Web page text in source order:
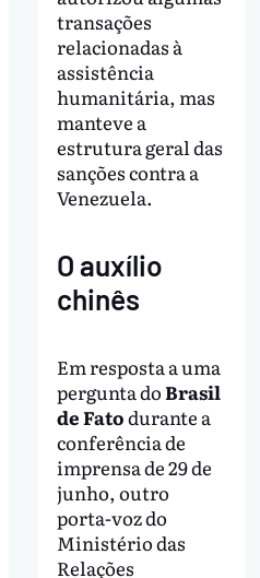
transações
relacionadas à
assistência
humanitária, mas
manteve a
estrutura geral das
sanções contra a
Venezuela.
O auxílio
chinês
Em resposta a uma
pergunta doBrasil
de Fatodurante a
conferência de
imprensa de 29 de
junho, outro
porta-voz do
Ministério das
Relações